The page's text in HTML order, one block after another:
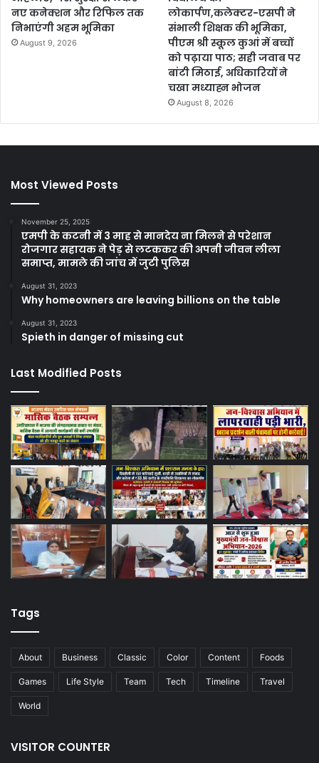
नए कनेक्शन और रिफिल तक
निभाएंगी अहम भूमिका
August 9, 2026
लोकार्पण,कलेक्टर-एसपी ने
संभाली शिक्षक की भूमिका,
पीएम श्री स्कूल कुआं में बच्चों
को पढ़ाया पाठ; सही जवाब पर
बांटी मिठाई, अधिकारियों ने
चखा मध्याह्न भोजन
August 8, 2026
Most Viewed Posts
November 25, 2025
एमपी के कटनी में 3 माह से मानदेय ना मिलने से परेशान
रोजगार सहायक ने पेड़ से लटककर की अपनी जीवन लीला
समाप्त, मामले की जांच में जुटी पुलिस
August 31, 2023
Why homeowners are leaving billions on the table
August 31, 2023
Spieth in danger of missing cut
Last Modified Posts
Tags
About Business Classic Color Content Foods
Games Life Style Team Tech Timeline Travel
World
VISITOR COUNTER